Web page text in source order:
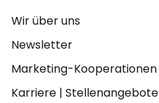
Wir über uns
Newsletter
Marketing-Kooperationen
Karriere | Stellenangebote